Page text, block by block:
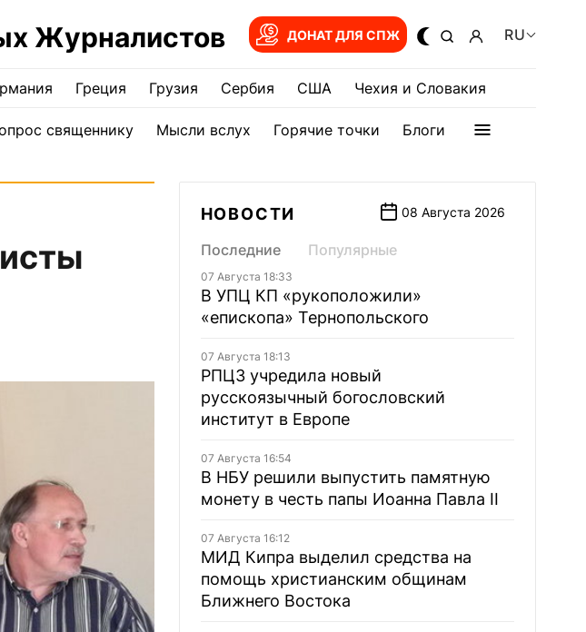
Журналистов ДОНАТ ДЛЯ СПЖ RU
Греция Грузия Сербия США Чехия и Словакия
священнику Мысли вслух Горячие точки Блоги
НОВОСТИ 08 Августа 2026
Последние Популярные
07 Августа 18:33
В УПЦ КП «рукоположили»
«епископа» Тернопольского
07 Августа 18:13
РПЦЗ учредила новый
русскоязычный богословский
институт в Европе
07 Августа 16:54
В НБУ решили выпустить памятную
монету в честь папы Иоанна Павла II
07 Августа 16:12
МИД Кипра выделил средства на
помощь христианским общинам
Ближнего Востока